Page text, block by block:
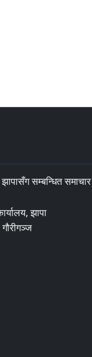
सम्बन्धित समाचार
झापा